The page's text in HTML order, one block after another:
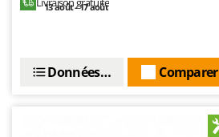
Master
McCulloch
13 août - 17 août
Comparer
Données techniques